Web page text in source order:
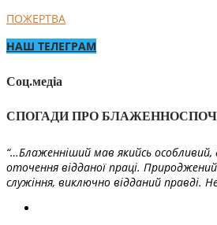
ПОЖЕРТВА
НАШ ТЕЛЕГРАМ
Соц.медіа
СПОГАДИ ПРО
“…Блаженніший мав якийсь особливий,
оточення відданої праці.
служіння, виключно відданий правді.